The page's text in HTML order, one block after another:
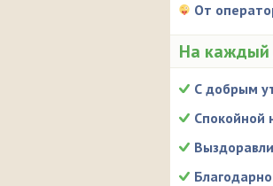
От
На каждый
С добрым
Спокойной